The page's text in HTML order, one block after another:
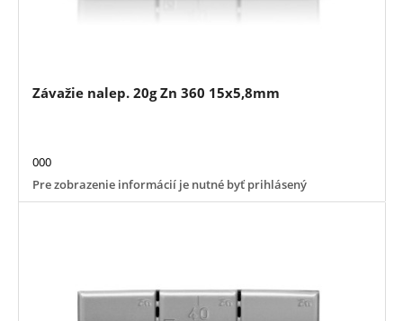
Závažie nalep. 20g Zn 360 15x5,8mm
000
Pre zobrazenie informácií je nutné byť prihlásený